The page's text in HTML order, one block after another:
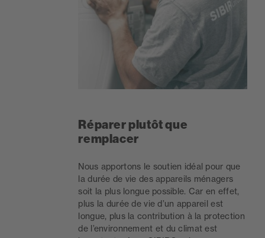
Réparer plutôt que
remplacer
Nous apportons le soutien idéal pour que
la durée de vie des appareils ménagers
soit la plus longue possible. Car en effet,
plus la durée de vie d’un appareil est
longue, plus la contribution à la protection
de l’environnement et du climat est